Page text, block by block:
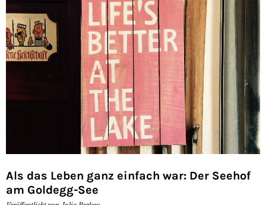
Als das Leben ganz einfach war: Der Seehof
am Goldegg-See